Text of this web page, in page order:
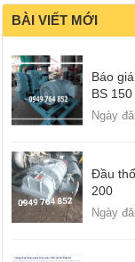
BÀI VIẾT MỚI
Báo
BS 150
Ngày
Đầu
200
Ngày